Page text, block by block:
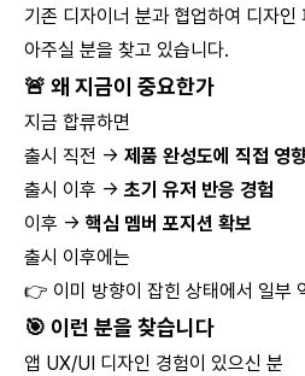
기존 디자이너 분과 협업하여 디자
아주실 분을 찾고 있습니다.
🚨 왜 지금이 중요한가
지금 합류하면
출시 직전 → 제품 완성도에 직접 영
출시 이후 → 초기 유저 반응 경험
이후 → 핵심 멤버 포지션 확보
출시 이후에는
👉 이미 방향이 잡힌 상태에서 일부
🎯 이런 분을 찾습니다
앱 UX/UI 디자인 경험이 있으신 분